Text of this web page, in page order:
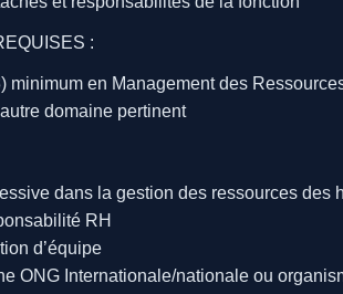
:
minimum en Management des
domaine pertinent
dans la gestion des ressources des
RH
d’équipe
ONG Internationale/nationale ou